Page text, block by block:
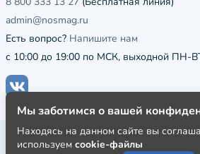
admin@nosmag.ru
Есть вопрос? Напишите нам
с 10:00 до 19:00 по МСК, выходной ПН-
Публичная оферта
Мы заботимся о вашей
Находясь на данном сайте вы
используем cookie-файлы